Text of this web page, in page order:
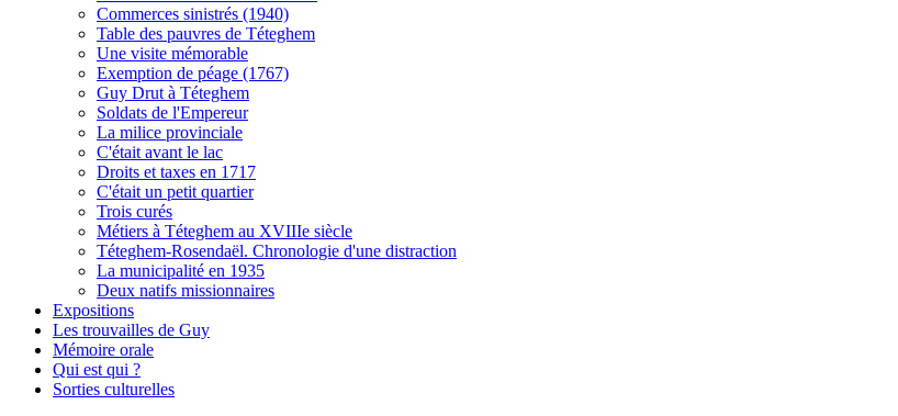
Commerces sinistrés (1940)
Table des pauvres de Téteghem
Une visite mémorable
Exemption de péage (1767)
Guy Drut à Téteghem
Soldats de l'Empereur
La milice provinciale
C'était avant le lac
Droits et taxes en 1717
C'était un petit quartier
Trois curés
Métiers à Téteghem au XVIIIe siècle
Téteghem-Rosendaël. Chronologie d'une distraction
La municipalité en 1935
Deux natifs missionnaires
Expositions
Les trouvailles de Guy
Mémoire orale
Qui est qui ?
Sorties culturelles